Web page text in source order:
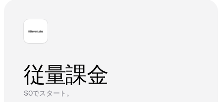
従量課金
$0でスタート。